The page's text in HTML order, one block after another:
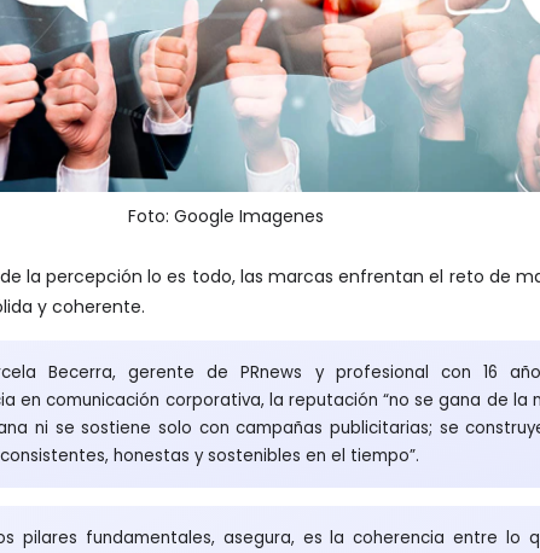
Foto: Google Imagenes
la percepción lo es todo, las marcas enfrentan el reto de
y coherente.
Becerra, gerente de PRnews y profesional con 16
en comunicación corporativa, la reputación “no se gana de la
ni se sostiene solo con campañas publicitarias; se
honestas y sostenibles en el tiempo”.
pilares fundamentales, asegura, es la coherencia entre lo